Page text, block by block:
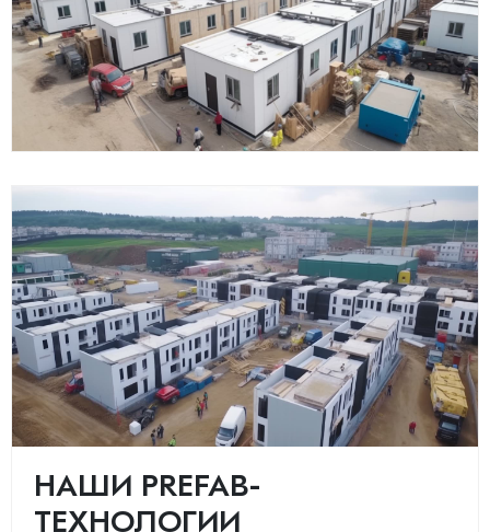
НАШИ PREFAB-
ТЕХНОЛОГИИ